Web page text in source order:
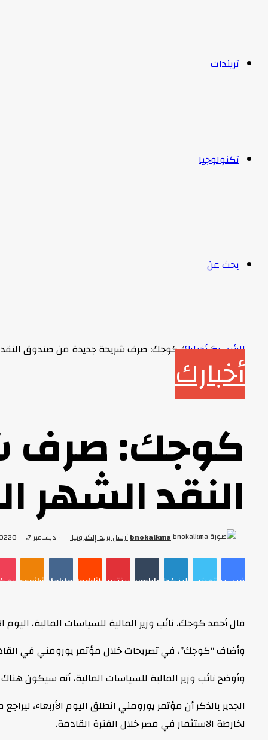
تريندات
تكنولوجيا
بحث عن
الرئيسية/أخبارك/كوجك: صرف شريحة جديدة من صندوق النقدأخبارك
كوجك: صرف
النقد الشهر
bnokalkmaأرسل بريدا إلكترونيا ديسمبر 7, 2022 0
فيسبوكتويتر لينكدإنTumblrبينتيريستReddit
VKontakte
قال أحمد كوجك، نائب وزير المالية للسياسات المالية،
وأضاف “كوجك”، في تصريحات خلال مؤتمر يورومني في
وأوضح نائب وزير المالية للسياسات المالية، أنه سيكون
الجدير بالذكر أن مؤتمر يورومني انطلق اليوم الأربعاء،
لخارطة الاستثمار في مصر خلال الفترة القادمة.